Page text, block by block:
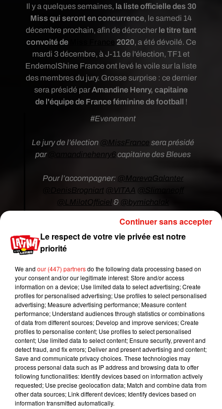
Il y a quelques semaines, la liste officielle des 30
Miss qui seront en concurrence, le samedi 14
décembre prochain, afin de décrocher le titre tant
convoité de
2020, a été dévoilé. Ce
mardi 3 décembre, à J-11 de l'élection, TF1 et
EndemolShine France ont levé le voile sur la liste
des membres du jury. Grosse surprise : ce dernier
sera présidé parAmandine Henry, capitaine
de l'équipe de France féminine de football !
#Evenement
Le jury de l’élection @MissFrance sera présidé
par
@amandinehenry6 capitaine des Bleues
Pour l’accompagner: @MarevaGalanter
@DenisBrogniart @VITAA @Slimaneoff
@LMilotOfficiel & @bymichalak
@robbiewilliamsinvité d'honneur
RDV Sam 14/12 sur
— TF1 Pro (@TF1Pro)December 3, 2019
Si lestrente candidates régionales en
compétitiondevront convaincre les
téléspectateurs
dans le but de
remplacerVaimalama Chaves, Miss France 2019,
elles devront aussi séduire le jury qui sera aussi
composé de
Mareva Galanter
, Miss France 1999,
chanteuse et comédienne, de l’animateur de
télévision et journaliste sportifDenis Brogniart,
de la chanteuse Vitaa et son acolyte
Slimane
, de
la comédienneLaëtitia Milot
Le respect de votre vie privée est notre
priorité
We and our (447) partnersdo the following data processing based on
your consent and/or our legitimate interest: Store and/or access
information on a device; Use limited data to select advertising; Create
profiles for personalised advertising; Use profiles to select personalised
advertising; Measure advertising performance; Measure content
performance; Understand audiences through statistics or combinations
of data from different sources; Develop and improve services; Create
profiles to personalise content; Use profiles to select personalised
content; Use limited data to select content; Ensure security, prevent and
detect fraud, and fix errors; Deliver and present advertising and content;
Save and communicate privacy choices. These technologies may
process personal data such as IP address and browsing data to offer
following functionalities: Identify devices based on information actively
requested; Use precise geolocation data; Match and combine data from
other data sources; Link different devices; Identify devices based on
information transmitted automatically.
Continuer sans accepter